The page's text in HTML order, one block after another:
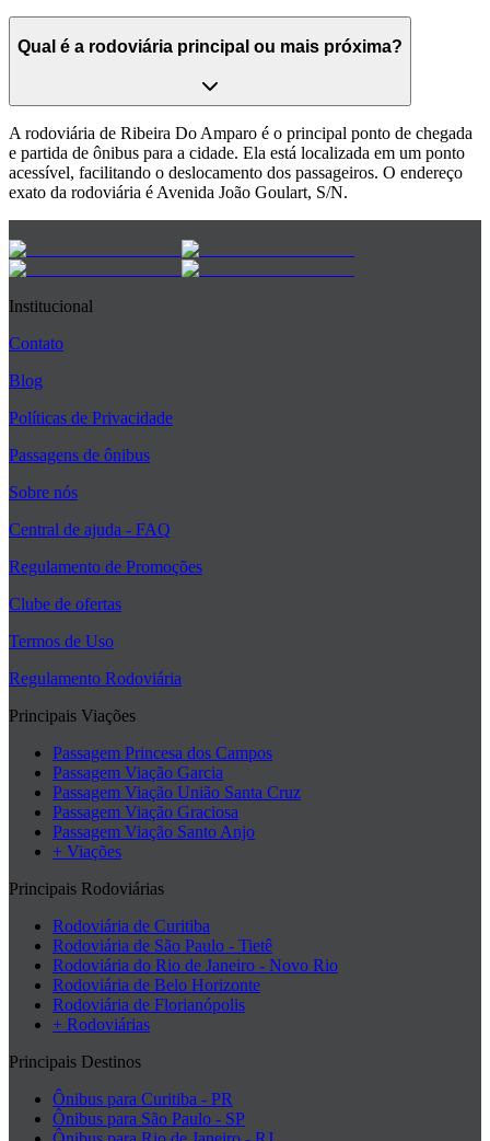
Qual é a rodoviária principal ou mais próxima?
A rodoviária de Ribeira Do Amparo é o principal ponto de chegada
e partida de ônibus para a cidade. Ela está localizada em um ponto
acessível, facilitando o deslocamento dos passageiros. O endereço
exato da rodoviária é Avenida João Goulart, S/N.
Institucional
Contato
Blog
Políticas de Privacidade
Passagens de ônibus
Sobre nós
Central de ajuda - FAQ
Regulamento de Promoções
Clube de ofertas
Termos de Uso
Regulamento Rodoviária
Principais Viações
Passagem Princesa dos Campos
Passagem Viação Garcia
Passagem Viação União Santa Cruz
Passagem Viação Graciosa
Passagem Viação Santo Anjo
+ Viações
Principais Rodoviárias
Rodoviária de Curitiba
Rodoviária de São Paulo - Tietê
Rodoviária do Rio de Janeiro - Novo Rio
Rodoviária de Belo Horizonte
Rodoviária de Florianópolis
+ Rodoviárias
Principais Destinos
Ônibus para Curitiba - PR
Ônibus para São Paulo - SP